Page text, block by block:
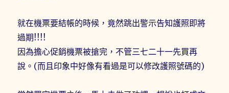
就在機票要結帳的時候，竟然跳出警示告知護照即將
過期!!!!
因為擔心促銷機票被搶完，不管三七二十一先買再
說。(而且印象中好像有看過是可以修改護照號碼的)